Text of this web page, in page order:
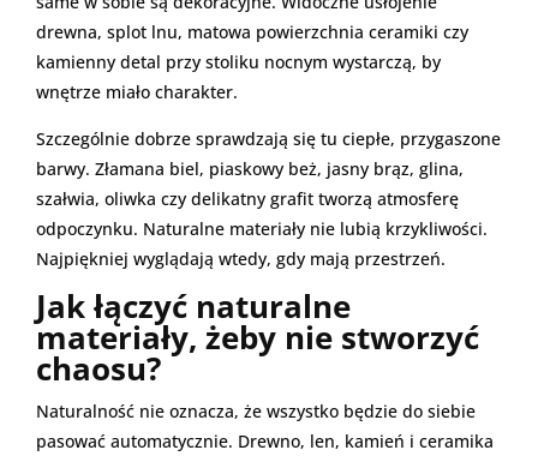
drewna, splot lnu, matowa powierzchnia ceramiki czy
kamienny detal przy stoliku nocnym wystarczą, by
wnętrze miało charakter.
Szczególnie dobrze sprawdzają się tu ciepłe, przygaszone
barwy. Złamana biel, piaskowy beż, jasny brąz, glina,
szałwia, oliwka czy delikatny grafit tworzą atmosferę
odpoczynku. Naturalne materiały nie lubią krzykliwości.
Najpiękniej wyglądają wtedy, gdy mają przestrzeń.
Jak łączyć naturalne
materiały, żeby nie stworzyć
chaosu?
Naturalność nie oznacza, że wszystko będzie do siebie
pasować automatycznie. Drewno, len, kamień i ceramika